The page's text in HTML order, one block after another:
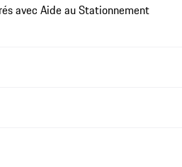
avec Aide au Stationnement